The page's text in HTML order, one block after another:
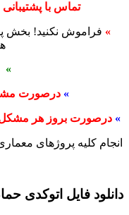
تماس با
» فراموش نکنید! بخش
» 0916-891-1243
» درصورت
» درصورت بروز هر
انجام کلیه پروژهای
دانلود فایل اتوکدی